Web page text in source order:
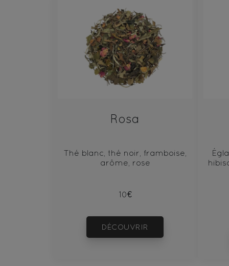
Rosa
Thé blanc, thé noir, framboise,
arôme, rose
10€
DÉCOUVRIR